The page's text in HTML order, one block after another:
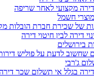
דירה מקצועי לאחר שריפה
מוצרי חשמל
של שכירת חברת הובלות
דירה לבין חיטוי דירה
בירושלים
שחשוב לדעת על פוליש
ג'רבי
דירה בגלל אי תשלום שכר